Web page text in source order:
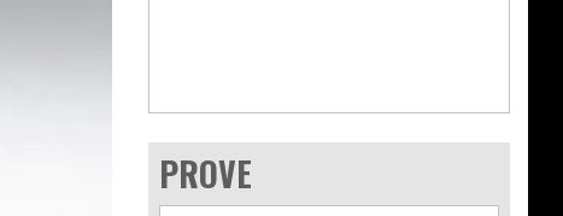
PROVE